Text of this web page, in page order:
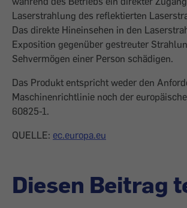
Laserstrahlung des reflektierten
Das direkte Hineinsehen in den
Exposition gegenüber gestreuter
Sehvermögen einer Person schädigen.
Das Produkt entspricht weder den
Maschinenrichtlinie noch der
60825-1.
QUELLE: ec.europa.eu
Diesen Beitrag